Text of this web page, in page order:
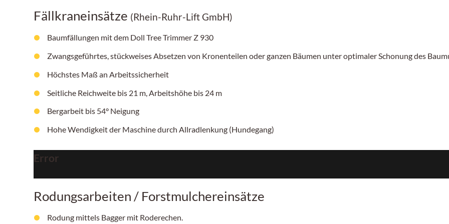
Fällkraneinsätze (Rhein-Ruhr-Lift GmbH)
Baumfällungen mit dem Doll Tree Trimmer Z 930
Zwangsgeführtes, stückweises Absetzen von Kronenteilen oder ganzen Bäumen unter optimaler Schonung des
Höchstes Maß an Arbeitssicherheit
Seitliche Reichweite bis 21 m, Arbeitshöhe bis 24 m
Bergarbeit bis 54° Neigung
Hohe Wendigkeit der Maschine durch Allradlenkung (Hundegang)
Error
Rodungsarbeiten / Forstmulchereinsätze
Rodung mittels Bagger mit Roderechen.